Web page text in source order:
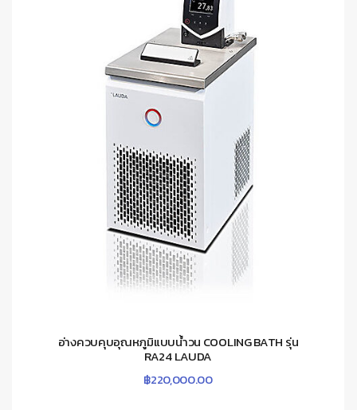
อ่างควบคุบอุณหภูมิแบบน้ำวน COOLING BATH รุ่น
RA24 LAUDA
฿220,000.00